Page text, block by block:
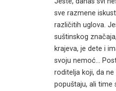
sve razmene
različitih uglova.
suštinskog
krajeva, je dete i
svoju nemoć…
roditelja koji, da
popuštaju, ali time